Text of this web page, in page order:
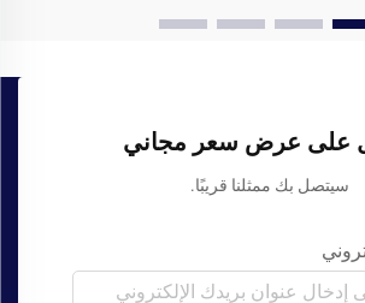
على عرض سعر مجاني
سيتصل بك ممثلنا قريبًا.